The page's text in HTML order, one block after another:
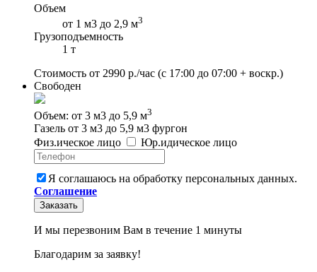
Объем
от 1 м3 до 2,9 м3
Грузоподъемность
1 т
Стоимость от 2990 р./час (с 17:00 до 07:00 + воскр.)
Свободен
Объем: от 3 м3 до 5,9 м3
Газель от 3 м3 до 5,9 м3 фургон
Физ.ическое лицо Юр.идическое лицо
Я соглашаюсь на обработку персональных данных.
Соглашение
Заказать
И мы перезвоним Вам в течение 1 минуты
Благодарим за заявку!